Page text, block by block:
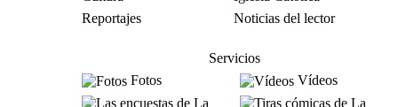
Reportajes
Noticias del lector
Servicios
Fotos
Vídeos